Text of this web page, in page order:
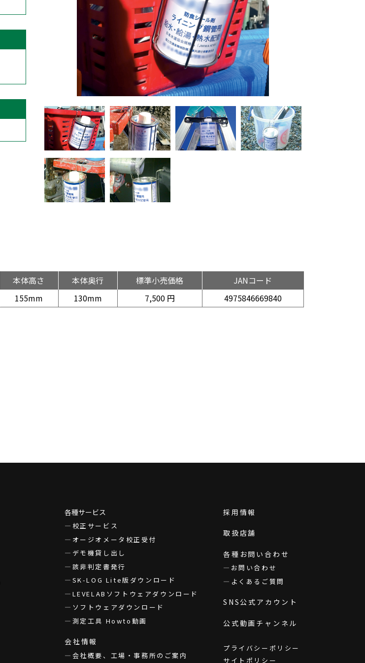
本体高さ 本体奥行 標準小売価格
JANコード
155mm 130mm 7,500 円 4975846669840
各種サービス
校正サービス
オージオメータ校正受付
デモ機貸し出し
該非判定書発行
SK-LOG Lite版ダウンロード
LEVELABソフトウェアダウンロード
ソフトウェアダウンロード
測定工具 Howto動画
会社情報
会社概要、工場・事務所のご案内
採用情報
取扱店舗
各種お問い合わせ
お問い合わせ
よくあるご質問
SNS公式アカウント
公式動画チャンネル
プライバシーポリシー
サイトポリシー